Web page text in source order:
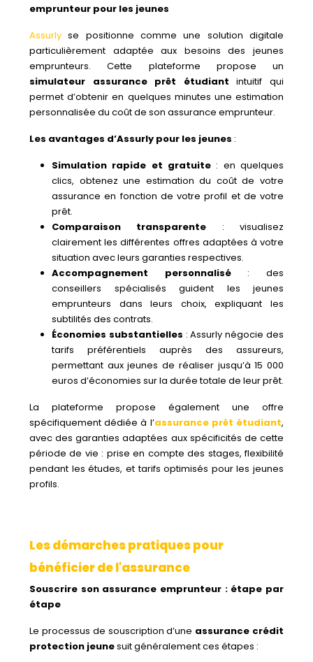
emprunteur pour les jeunes
Assurly se positionne comme une solution digitale
particulièrement adaptée aux besoins des jeunes
emprunteurs. Cette plateforme propose un
simulateur assurance prêt étudiant intuitif qui
permet d’obtenir en quelques minutes une estimation
personnalisée du coût de son assurance emprunteur.
Les avantages d’Assurly pour les jeunes :
Simulation rapide et gratuite : en quelques
clics, obtenez une estimation du coût de votre
assurance en fonction de votre profil et de votre
prêt.
Comparaison transparente : visualisez
clairement les différentes offres adaptées à votre
situation avec leurs garanties respectives.
Accompagnement personnalisé: des
conseillers spécialisés guident les jeunes
emprunteurs dans leurs choix, expliquant les
subtilités des contrats.
Économies substantielles : Assurly négocie des
tarifs préférentiels auprès des assureurs,
permettant aux jeunes de réaliser jusqu’à 15 000
euros d’économies sur la durée totale de leur prêt.
La plateforme propose également une offre
spécifiquement dédiée à l’assurance prêt étudiant,
avec des garanties adaptées aux spécificités de cette
période de vie : prise en compte des stages, flexibilité
pendant les études, et tarifs optimisés pour les jeunes
profils.
Les démarches pratiques pour
bénéficier de l'assurance
Souscrire son assurance emprunteur : étape par
étape
Le processus de souscription d’une assurance crédit
protection jeunesuit généralement ces étapes :